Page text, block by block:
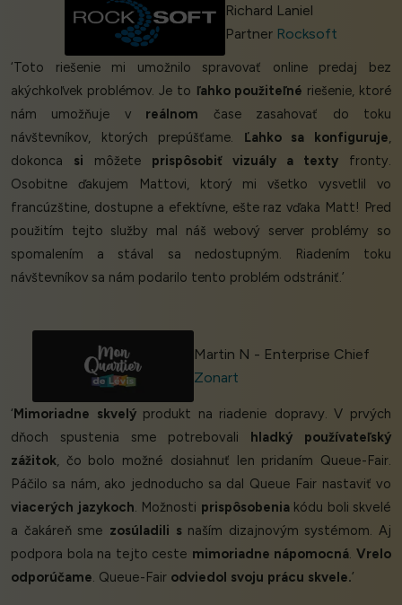
Richard Laniel
Partner Rocksoft
‘Toto riešenie mi umožnilo spravovať online predaj bez
akýchkoľvek problémov. Je to ľahko použiteľné riešenie, ktoré
nám umožňuje v reálnom čase zasahovať do toku
návštevníkov, ktorých prepúšťame. Ľahko sa konfiguruje
dokonca si môžete prispôsobiť vizuály a texty fronty.
Osobitne ďakujem Mattovi, ktorý mi všetko vysvetlil vo
francúzštine, dostupne a efektívne, ešte raz vďaka Matt! Pred
použitím tejto služby mal náš webový server problémy so
spomalením a stával sa nedostupným. Riadením toku
návštevníkov sa nám podarilo tento problém odstrániť.’
Martin N - Enterprise Chief
Zonart
‘Mimoriadne skvelýprodukt na riadenie dopravy. V prvých
dňoch spustenia sme potrebovali hladký používateľský
zážitok , čo bolo možné dosiahnuť len pridaním Queue-Fair.
Páčilo sa nám, ako jednoducho sa dal Queue Fair nastaviť vo
viacerých jazykoch . Možnosti prispôsobeniakódu boli skvelé
a čakáreň sme zosúladili snaším dizajnovým systémom. Aj
podpora bola na tejto ceste mimoriadne nápomocná .Vrelo
odporúčame . Queue-Fair odviedol svoju prácu skvele.’